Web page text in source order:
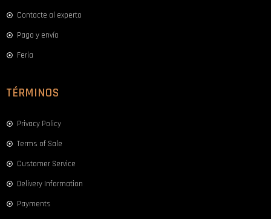
Contacte al experto
Pago y envío
Feria
TÉRMINOS
Privacy Policy
Terms of Sale
Customer Service
Delivery Information
Payments